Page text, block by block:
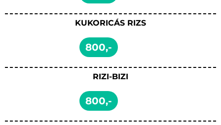
KUKORICÁS RIZS
800,-
RIZI-BIZI
800,-